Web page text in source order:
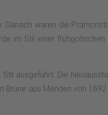
Danach waren die
im Stil einer frühgotischen
ausgeführt. Die
Brune aus Menden von